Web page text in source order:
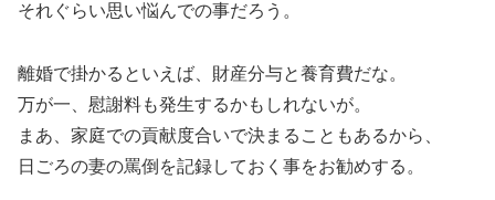
それぐらい思い悩んでの事だろう。
離婚で掛かるといえば、財産分与と養育費だな。
万が一、慰謝料も発生するかもしれないが。
まあ、家庭での貢献度合いで決まることもあるから、
日ごろの妻の罵倒を記録しておく事をお勧めする。